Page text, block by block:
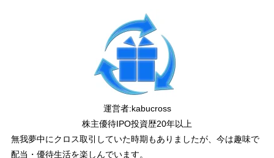
運営者:kabucross
株主優待IPO投資歴20年以上
無我夢中にクロス取引していた時期もありましたが、今は趣味で
配当・優待生活を楽しんでいます。